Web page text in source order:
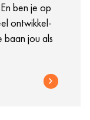
ben je op
ontwikkel-
baan jou als